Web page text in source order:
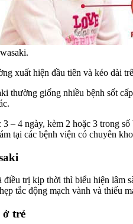
xuất hiện đầu tiên và kéo dài
thường giống nhiều bệnh sốt
– 4 ngày, kèm 2 hoặc 3 trong
tại các bệnh viện có chuyên
trị kịp thời thì biểu hiện lâm
tắc động mạch vành và thiếu
ở trẻ